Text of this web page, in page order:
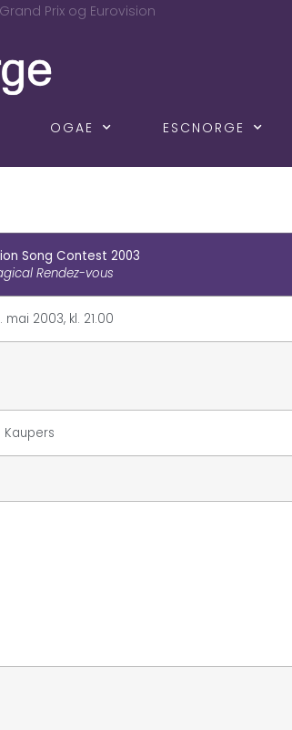
Prix og Eurovision
OGAE ESCNORGE
Song Contest 2003
Rendez-vous
mai 2003, kl. 21.00
Kaupers